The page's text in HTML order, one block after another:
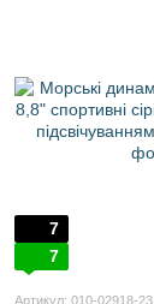
7
7
Артикул: 010-02918-23